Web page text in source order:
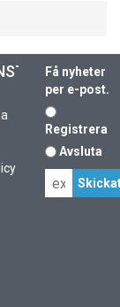
Få nyheter
per e-post.
Registrera
Avsluta